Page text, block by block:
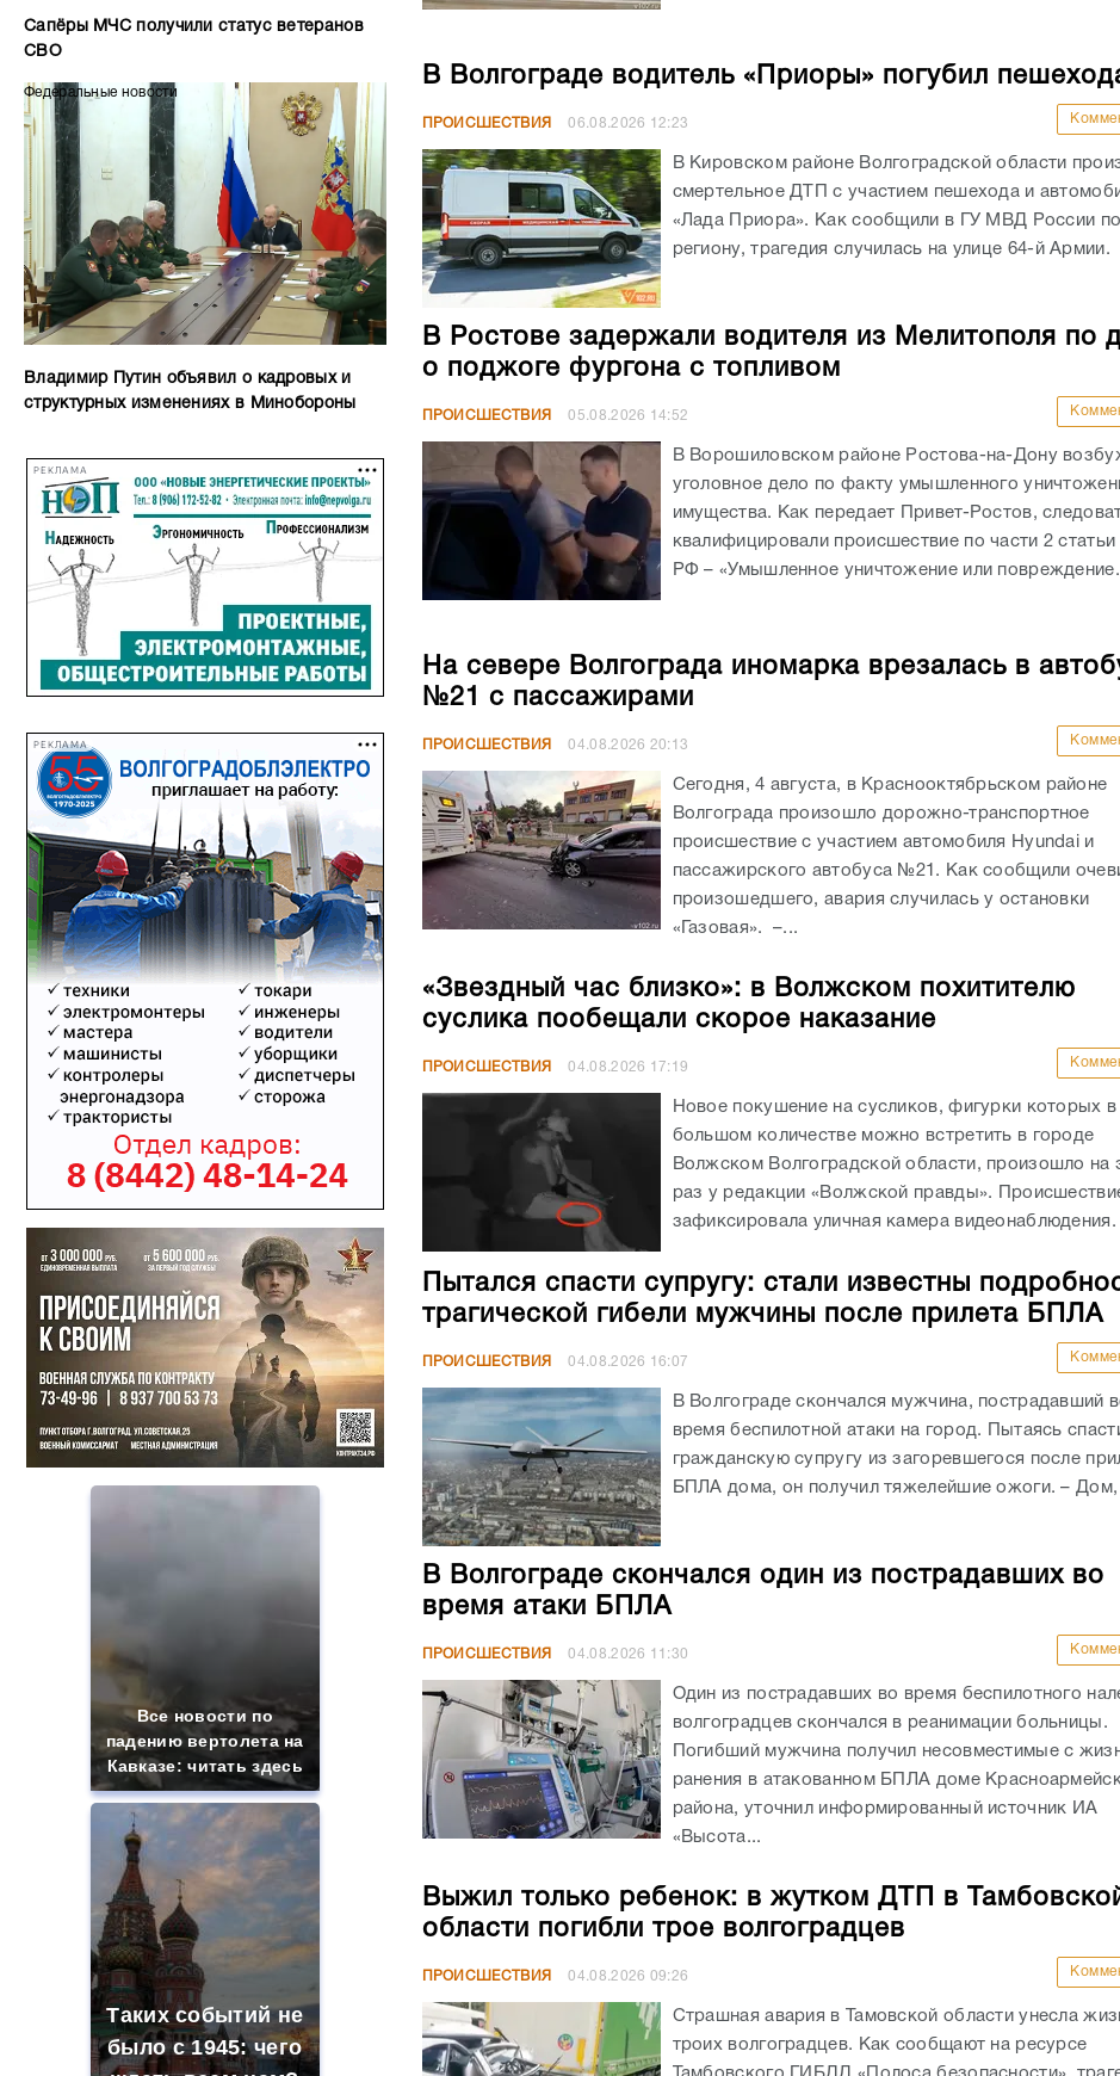
Сапёры МЧС получили статус ветеранов
СВО
Федеральные новости
Владимир Путин объявил о кадровых и
структурных изменениях в Минобороны
РЕКЛАМА
РЕКЛАМА
Все новости по
падению вертолета на
Кавказе: читать здесь
Таких событий не
было с 1945: чего
В Волгограде водитель «Приоры» погубил
ПРОИСШЕСТВИЯ 06.08.2026 12:23
В Кировском районе Волгоградской области
смертельное ДТП с участием пешехода и
«Лада Приора». Как сообщили в ГУ МВД России по
региону, трагедия случилась на улице 64-й
В Ростове задержали водителя из Мелитополя по
о поджоге фургона с топливом
ПРОИСШЕСТВИЯ 05.08.2026 14:52
В Ворошиловском районе Ростова-на-Дону
уголовное дело по факту умышленного
имущества. Как передает Привет-Ростов,
квалифицировали происшествие по части 2 статьи
РФ – «Умышленное уничтожение или
На севере Волгограда иномарка врезалась в
№21 с пассажирами
ПРОИСШЕСТВИЯ 04.08.2026 20:13
Сегодня, 4 августа, в Краснооктябрьском районе
Волгограда произошло дорожно-транспортное
происшествие с участием автомобиля Hyundai и
пассажирского автобуса №21. Как сообщили
произошедшего, авария случилась у остановки
«Газовая». –...
«Звездный час близко»: в Волжском похитителю
суслика пообещали скорое наказание
ПРОИСШЕСТВИЯ 04.08.2026 17:19
Новое покушение на сусликов, фигурки которых в
большом количестве можно встретить в городе
Волжском Волгоградской области, произошло на
раз у редакции «Волжской правды».
зафиксировала уличная камера видеонаблюдения.
Пытался спасти супругу: стали известны
трагической гибели мужчины после прилета БПЛА
ПРОИСШЕСТВИЯ 04.08.2026 16:07
В Волгограде скончался мужчина, пострадавший
время беспилотной атаки на город. Пытаясь
гражданскую супругу из загоревшегося после
БПЛА дома, он получил тяжелейшие ожоги. – Дом,
В Волгограде скончался один из пострадавших во
время атаки БПЛА
ПРОИСШЕСТВИЯ 04.08.2026 11:30
Один из пострадавших во время беспилотного
волгоградцев скончался в реанимации больницы.
Погибший мужчина получил несовместимые с
ранения в атакованном БПЛА доме
района, уточнил информированный источник ИА
«Высота...
Выжил только ребенок: в жутком ДТП в
области погибли трое волгоградцев
ПРОИСШЕСТВИЯ 04.08.2026 09:26
Страшная авария в Тамовской области унесла
троих волгоградцев. Как сообщают на ресурсе